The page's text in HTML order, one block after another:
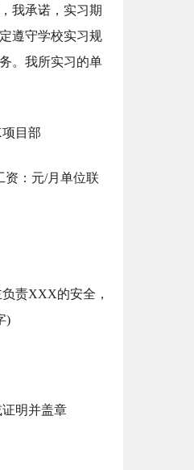
我承诺，实习期
遵守学校实习规
。我所实习的单
目部
：元/月单位联
责XXX的安全，
)
明并盖章